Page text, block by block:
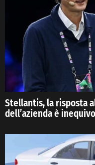
Stellantis, la risposta
dell’azienda è